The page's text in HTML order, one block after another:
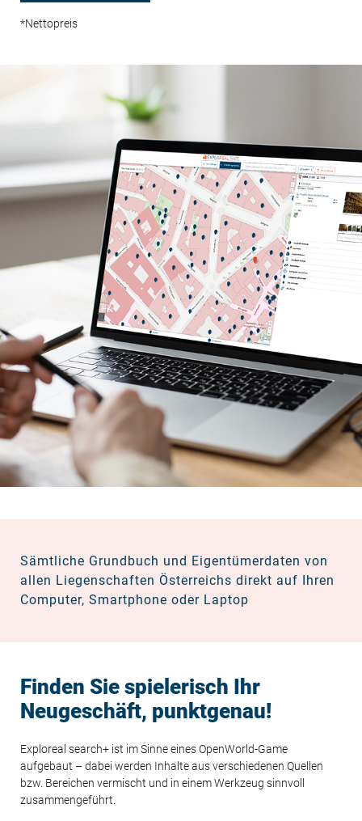
*Nettopreis
Sämtliche Grundbuch und Eigentümerdaten von
allen Liegenschaften Österreichs direkt auf Ihren
Computer, Smartphone oder Laptop
Finden Sie spielerisch Ihr
Neugeschäft, punktgenau!
Exploreal search+ ist im Sinne eines OpenWorld-Game
aufgebaut – dabei werden Inhalte aus verschiedenen Quellen
bzw. Bereichen vermischt und in einem Werkzeug sinnvoll
zusammengeführt.